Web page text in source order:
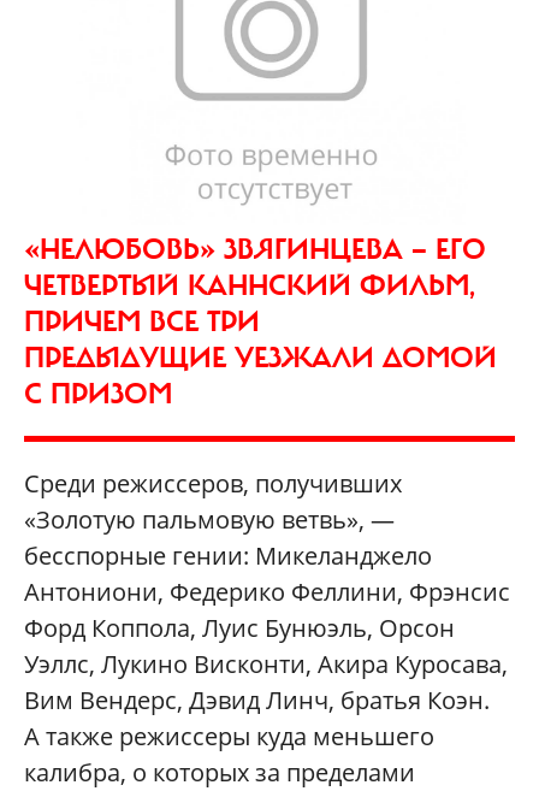
«НЕЛЮБОВЬ» ЗВЯГИНЦЕВА — ЕГО
ЧЕТВЕРТЫЙ КАННСКИЙ ФИЛЬМ,
ПРИЧЕМ ВСЕ ТРИ
ПРЕДЫДУЩИЕ УЕЗЖАЛИ ДОМОЙ
С ПРИЗОМ
Среди режиссеров, получивших
«Золотую пальмовую ветвь», —
бесспорные гении: Микеланджело
Антониони, Федерико Феллини, Фрэнсис
Форд Коппола, Луис Бунюэль, Орсон
Уэллс, Лукино Висконти, Акира Куросава,
Вим Вендерс, Дэвид Линч, братья Коэн.
А также режиссеры куда меньшего
калибра, о которых за пределами